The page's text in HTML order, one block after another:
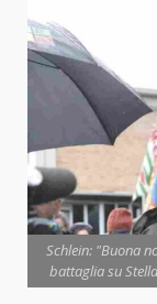
Schlein: "Buona
battaglia su